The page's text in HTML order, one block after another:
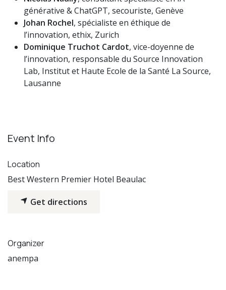
générative & ChatGPT, secouriste, Genève
Johan Rochel, spécialiste en éthique de
l’innovation, ethix, Zurich
Dominique Truchot Cardot, vice-doyenne de
l’innovation, responsable du Source Innovation
Lab, Institut et Haute Ecole de la Santé La Source,
Lausanne
Event Info
Location
Best Western Premier Hotel Beaulac
Get directions
Organizer
anempa